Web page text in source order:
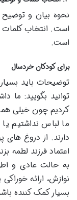
نحوه بیان و
است. انتخاب کلمات
است.
برای کودکان خردسال
توضیحات باید
توانید بگویید: ما
کردیم چون خیلی
ما لباس نداشتیم یا
دارند. از دروغ های
اعتماد فرزند لطمه
به حالت عادی و
نوازش، ارائه
بسیار کمک کننده